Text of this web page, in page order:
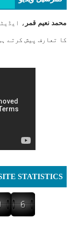
محمد نعیم قمر ،
کا تعارف پیش کرتے
STATISTICS